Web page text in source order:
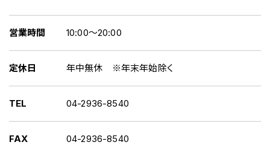
営業時間 10:00～20:00
定休日 年中無休 ※年末年始除く
TEL 04-2936-8540
FAX 04-2936-8540